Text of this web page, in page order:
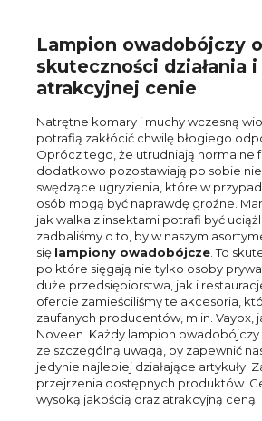
Lampion owadobójczy
skuteczności działania
atrakcyjnej cenie
Natrętne komary i muchy wczesną
potrafią zakłócić chwilę błogiego
Oprócz tego, że utrudniają normalne
dodatkowo pozostawiają po sobie
swędzące ugryzienia, które w
osób mogą być naprawdę groźne.
jak walka z insektami potrafi być
zadbaliśmy o to, by w naszym
się lampiony owadobójcze . To
po które sięgają nie tylko osoby
duże przedsiębiorstwa, jak i
ofercie zamieściliśmy te akcesoria,
zaufanych producentów, m.in. Vayox,
Noveen. Każdy lampion
ze szczególną uwagą, by zapewnić
jedynie najlepiej działające artykuły.
przejrzenia dostępnych produktów.
wysoką jakością oraz atrakcyjną ceną.